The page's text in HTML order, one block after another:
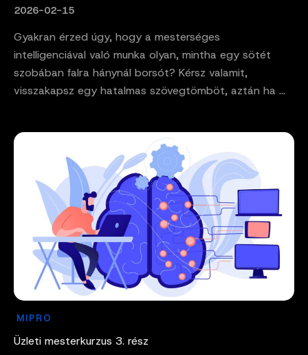
2026-02-15
Gyakran érzed úgy, hogy a mesterséges
intelligenciával való munka olyan, mintha egy sötét
szobában falra hánynál borsót? Kérsz valamit,
visszakapsz egy hatalmas szövegtömböt, aztán ha ...
MIPRO
Üzleti mesterkurzus 3. rész